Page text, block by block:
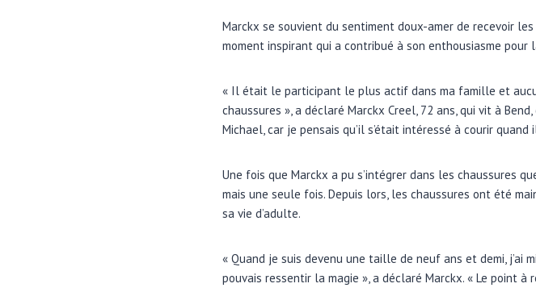
Marckx se souvient du sentiment doux-amer de recevoir
moment inspirant qui a contribué à son enthousiasme pour
« Il était le participant le plus actif dans ma famille et
chaussures », a déclaré Marckx Creel, 72 ans, qui vit à
Michael, car je pensais qu’il s’était intéressé à courir
Une fois que Marckx a pu s’intégrer dans les chaussures
mais une seule fois. Depuis lors, les chaussures ont été
sa vie d’adulte.
« Quand je suis devenu une taille de neuf ans et demi, j’ai
pouvais ressentir la magie », a déclaré Marckx. « Le point